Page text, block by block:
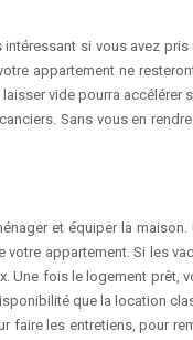
si vous avez
appartement ne
vide pourra
Sans vous en
et équiper la
appartement. Si les
fois le logement
que la location
les entretiens, pour